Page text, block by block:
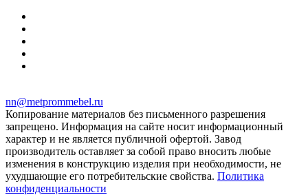
nn@metprommebel.ru
Копирование материалов без письменного разрешения
запрещено. Информация на сайте носит информационный
характер и не является публичной офертой. Завод
производитель оставляет за собой право вносить любые
изменения в конструкцию изделия при необходимости, не
ухудшающие его потребительские свойства. Политика
конфиденциальности